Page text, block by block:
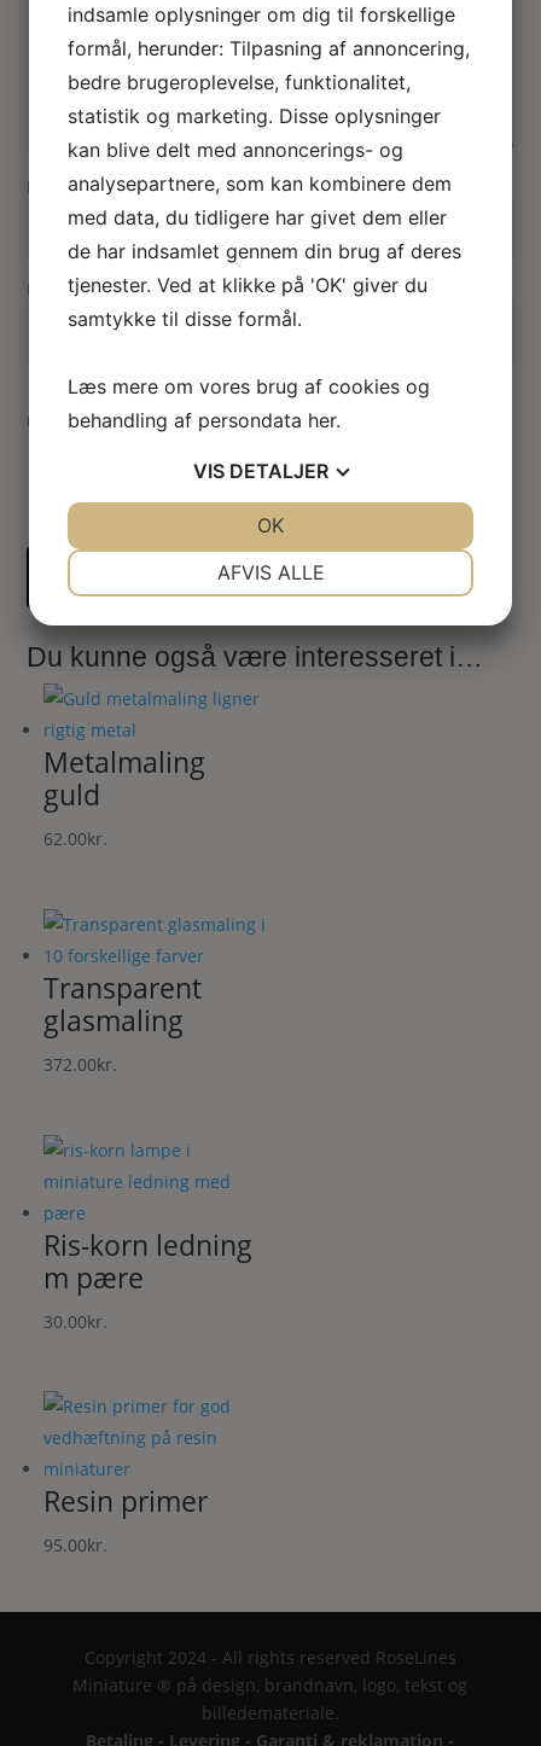
Navn*
E-mail*
Gem mit navn, mail og websted i denne browser til
næste gang jeg kommenterer.
Du kunne også være interesseret i…
Metalmaling
guld
62.00kr.
Transparent
glasmaling
372.00kr.
Ris-korn ledning
m pære
30.00kr.
Resin primer
95.00kr.
Copyright 2024 - All rights reserved RoseLines
Miniature ® på design, brandnavn, logo, tekst og
billedemateriale.
Betaling - Levering - Garanti & reklamation -
indsamle oplysninger om dig til forskellige
formål, herunder: Tilpasning af annoncering,
bedre brugeroplevelse, funktionalitet,
statistik og marketing. Disse oplysninger
kan blive delt med annoncerings- og
analysepartnere, som kan kombinere dem
med data, du tidligere har givet dem eller
de har indsamlet gennem din brug af deres
tjenester. Ved at klikke på 'OK' giver du
samtykke til disse formål.
Læs mere om vores brug af cookies og
behandling af persondata her.
VIS DETALJER
MARKETING STATISTIK
AFVIS ALLE
OK